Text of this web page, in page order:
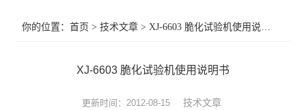
你的位置：首页 >技术文章 > XJ-6603 脆化试验机使用说明书
XJ-6603 脆化试验机使用说明书
更新时间：2012-08-15 技术文章